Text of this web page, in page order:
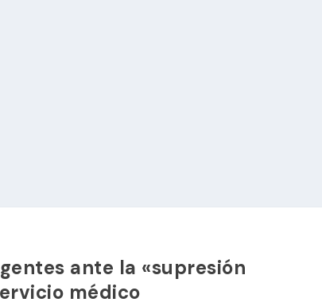
ante la «supresión
médico